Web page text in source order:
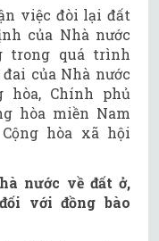
việc đòi lại đất
của Nhà nước
trong quá trình
của Nhà nước
hòa, Chính phủ
hòa miền Nam
hòa xã hội
nước về đất ở,
với đồng bào